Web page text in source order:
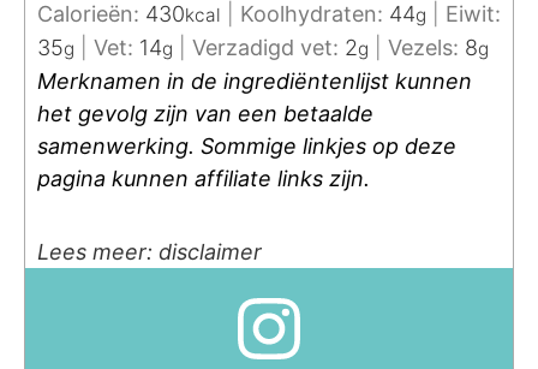
Calorieën: 430kcal Koolhydraten: 44g
Eiwit:
35g Vet: 14g Verzadigd vet: 2g Vezels: 8g
Merknamen in de ingrediëntenlijst kunnen
het gevolg zijn van een betaalde
samenwerking. Sommige linkjes op deze
pagina kunnen affiliate links zijn.
Lees meer: disclaimer